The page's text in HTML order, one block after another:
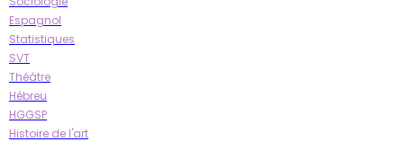
Espagnol
Statistiques
SVT
Théâtre
Hébreu
HGGSP
Histoire de l'art